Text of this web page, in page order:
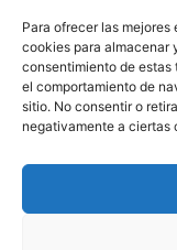
Para ofrecer las
cookies para almacenar
consentimiento de estas
el comportamiento de
sitio. No consentir o
negativamente a